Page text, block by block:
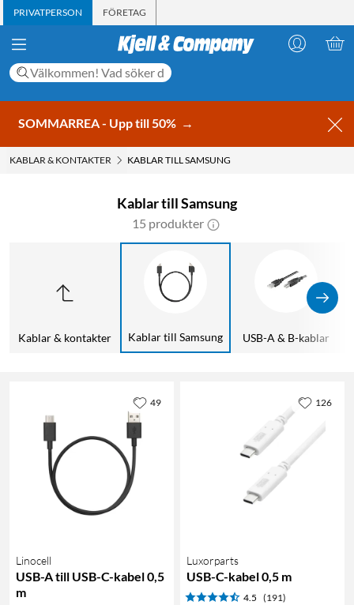
PRIVATPERSON FÖRETAG
SOMMARREA - Upp till 50% →
KABLAR & KONTAKTER KABLAR TILL SAMSUNG
Kablar till Samsung
15 produkter
Kablar & kontakter Kablar till Samsung USB-A & B-kablar
Linocell
USB-A till USB-C-kabel 0,5
m
49
Luxorparts
USB-C-kabel 0,5 m
4.5 (191)
126